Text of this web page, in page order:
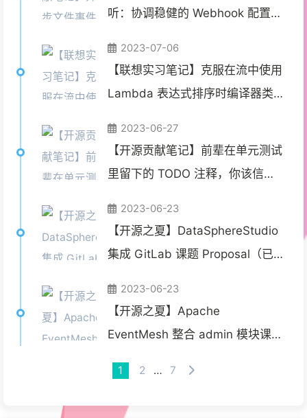
听：协调稳健的 Webhook 配置缓
2023-07-06
【联想实习笔记】克服在流中使用
Lambda 表达式排序时编译器类
2023-06-27
【开源贡献笔记】前辈在单元测试
里留下的 TODO 注释，你该信
2023-06-23
【开源之夏】DataSphereStudio
集成 GitLab 课题 Proposal（已
2023-06-23
【开源之夏】Apache
EventMesh 整合 admin 模块课题
1 2 … 7